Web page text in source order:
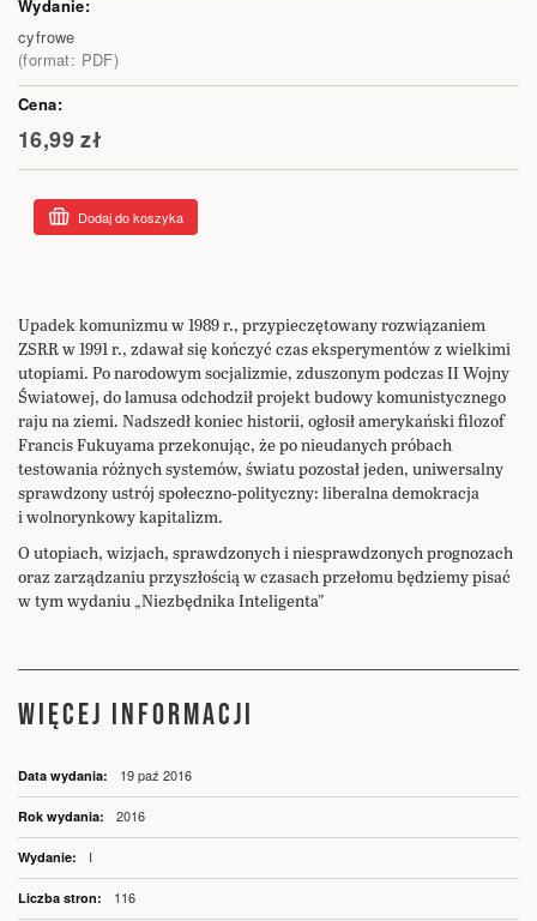
cyfrowe
(format: PDF)
16,99 zł
Dodaj do koszyka
Upadek komunizmu w 1989 r., przypieczętowany rozwiązaniem
ZSRR w 1991 r., zdawał się kończyć czas eksperymentów z wielkimi
utopiami. Po narodowym socjalizmie, zduszonym podczas II Wojny
Światowej, do lamusa odchodził projekt budowy komunistycznego
raju na ziemi. Nadszedł koniec historii, ogłosił amerykański filozof
Francis Fukuyama przekonując, że po nieudanych próbach
testowania różnych systemów, światu pozostał jeden, uniwersalny
sprawdzony ustrój społeczno-polityczny: liberalna demokracja
i wolnorynkowy kapitalizm.
O utopiach, wizjach, sprawdzonych i niesprawdzonych prognozach
oraz zarządzaniu przyszłością w czasach przełomu będziemy pisać
w tym wydaniu „Niezbędnika Inteligenta”
WIĘCEJ INFORMACJI
Więcej
informacji
19 paź 2016
2016
I
116